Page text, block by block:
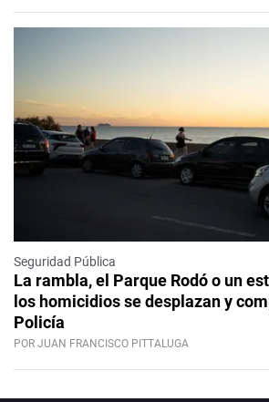
Seguridad Pública
La rambla, el Parque Rodó o un
los homicidios se desplazan y
Policía
POR JUAN FRANCISCO PITTALUGA